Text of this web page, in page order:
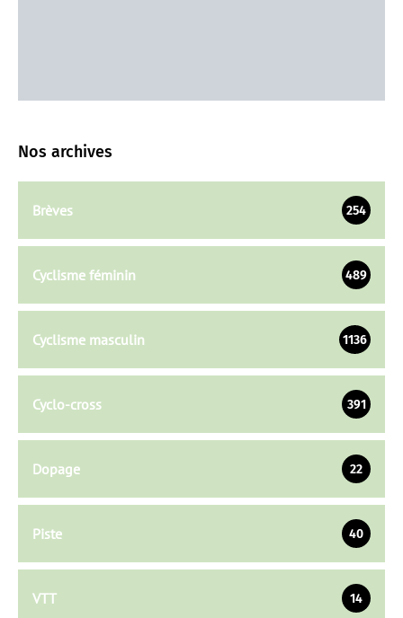
Nos archives
Brèves 254
Cyclisme féminin 489
Cyclisme masculin 1136
Cyclo-cross 391
Dopage 22
Piste 40
VTT 14